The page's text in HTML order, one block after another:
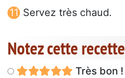
Servez très chaud.
Notez cette recette
Très bon !